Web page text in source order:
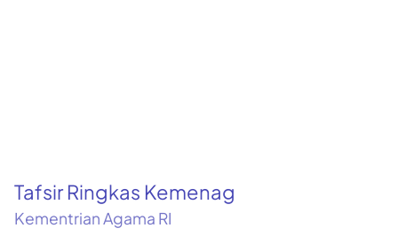
Tafsir Ringkas Kemenag
Kementrian Agama RI